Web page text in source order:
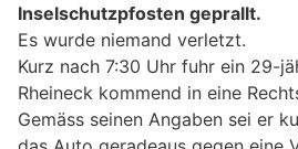
Inselschutzpfosten geprallt.
Es wurde niemand verletzt.
Kurz nach 7:30 Uhr fuhr ein 29-
Rheineck kommend in eine
Gemäss seinen Angaben sei er